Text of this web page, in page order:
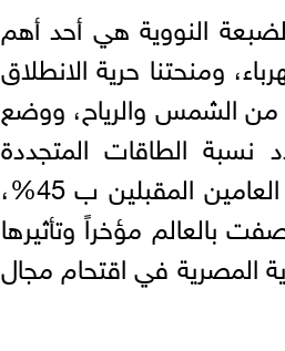
النووية هي أحد أهم
ومنحتنا حرية الانطلاق
من الشمس والرياح، ووضع
نسبة الطاقات المتجددة
والطاقة النظيفة فى مزيج الطاقة خلال العامين المقبلين ب 45%،
بالعالم مؤخراً وتأثيرها
المصرية في اقتحام مجال